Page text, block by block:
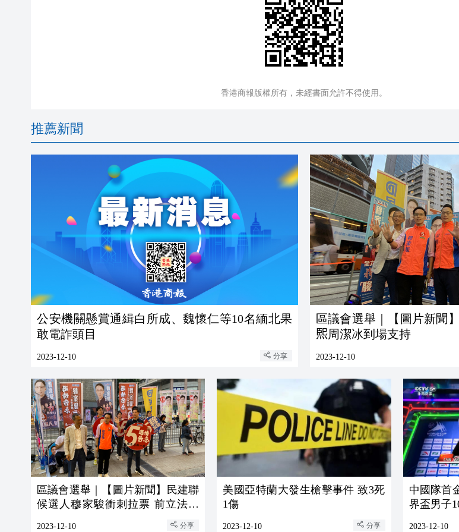
香港商報版權所有，未經書面允許不得使用。
推薦新聞
公安機關懸賞通緝白所成、魏懷仁等10名緬北果
敢電詐頭目
2023-12-10 分享
區議會選舉｜【圖片新聞
𤋮周潔冰到場支持
2023-12-10
區議會選舉｜【圖片新聞】民建聯
候選人穆家駿衝刺拉票 前立法會
2023-12-10 分享
美國亞特蘭大發生槍擊事件 致3死
1傷
2023-12-10 分享
中國隊首
界盃男子
2023-12-10